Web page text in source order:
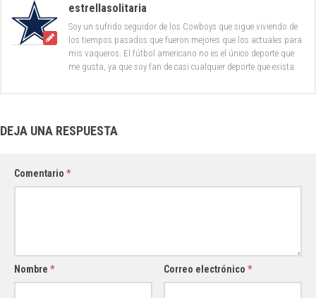
estrellasolitaria
Soy un sufrido seguidor de los Cowboys que sigue viviendo de
los tiempos pasados que fueron mejores que los actuales para
mis vaqueros. El fútbol americano no es el único deporte que
me gusta, ya que soy fan de casi cualquier deporte que exista.
DEJA UNA RESPUESTA
Comentario *
Nombre * Correo electrónico*